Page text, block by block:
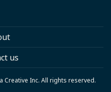
us
Creative Inc. All rights reserved.